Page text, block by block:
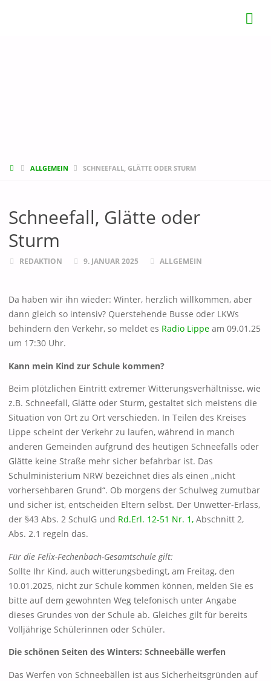
STARTALLGEMEIN SCHNEEFALL, GLÄTTE ODER STURM
Schneefall, Glätte oder
Sturm
REDAKTION 9. JANUAR 2025 ALLGEMEIN
Da haben wir ihn wieder: Winter, herzlich willkommen, aber
dann gleich so intensiv? Querstehende Busse oder LKWs
behindern den Verkehr, so meldet es Radio Lippeam 09.01.25
um 17:30 Uhr.
Kann mein Kind zur Schule kommen?
Beim plötzlichen Eintritt extremer Witterungsverhältnisse, wie
z.B. Schneefall, Glätte oder Sturm, gestaltet sich meistens die
Situation von Ort zu Ort verschieden. In Teilen des Kreises
Lippe scheint der Verkehr zu laufen, während in manch
anderen Gemeinden aufgrund des heutigen Schneefalls oder
Glätte keine Straße mehr sicher befahrbar ist. Das
Schulministerium NRW bezeichnet dies als einen „nicht
vorhersehbaren Grund“. Ob morgens der Schulweg zumutbar
und sicher ist, entscheiden Eltern selbst. Der Unwetter-Erlass,
der §43 Abs. 2 SchulG und Rd.Erl. 12-51 Nr. 1,Abschnitt 2,
Abs. 2.1 regeln das.
Für die Felix-Fechenbach-Gesamtschule gilt:
Sollte Ihr Kind, auch witterungsbedingt, am Freitag, den
10.01.2025, nicht zur Schule kommen können, melden Sie es
bitte auf dem gewohnten Weg telefonisch unter Angabe
dieses Grundes von der Schule ab. Gleiches gilt für bereits
Volljährige Schülerinnen oder Schüler.
Die schönen Seiten des Winters: Schneebälle werfen
Das Werfen von Schneebällen ist aus Sicherheitsgründen auf